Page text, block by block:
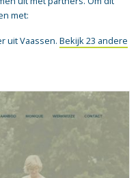
met:
uit Vaassen. Bekijk 23 andere